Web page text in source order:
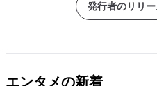
発行者のリリ
エンタメの新着